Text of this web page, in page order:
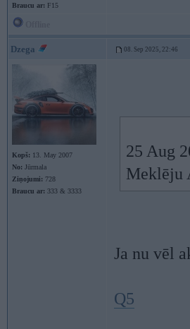
Braucu ar: F15
Dzega 08. Sep 2025, 22:46
Kopš: 13. May 2007
No: Jūrmala
Ziņojumi: 728
Braucu ar: 333 & 3333
25 Aug
Meklēju
Ja nu vēl
Q5